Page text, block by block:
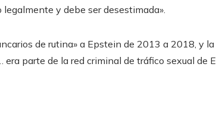
y debe ser desestimada».
de rutina» a Epstein de 2013 a 2018, y
parte de la red criminal de tráfico sexual de